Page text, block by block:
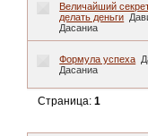
Величайший
делать деньги
Дасаниа
Формула успеха
Дасаниа
Страница:1